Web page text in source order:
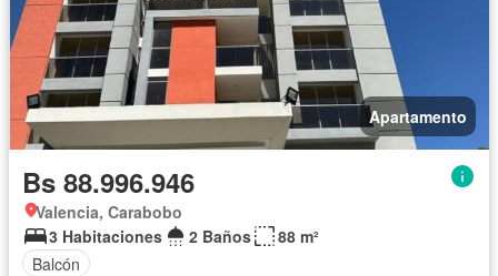
Apartamento
Bs 88.996.946
Valencia, Carabobo
3 Habitaciones
2 Baños
88 m²
Balcón